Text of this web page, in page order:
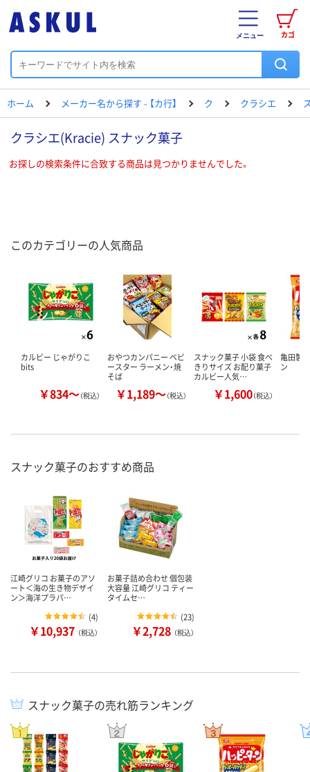
カゴ
メニュー
ホーム メーカー名から探す - 【カ行】 ク クラシエ
クラシエ(Kracie) スナック菓子
お探しの検索条件に合致する商品は見つかりませんでした。
このカテゴリーの人気商品
カルビー じゃがりこ
bits
￥834～（税込）
おやつカンパニー ベビ
ースター ラーメン・焼
そば
￥1,189～（税込）
スナック菓子 小袋 食べ
きりサイズ お配り菓子
カルビー人気…
￥1,600（税込）
亀田製
ン
スナック菓子のおすすめ商品
江崎グリコ お菓子のアソ
ート＜海の生き物デザイ
ン＞海洋プラパ…
(4)
￥10,937 （税込）
お菓子詰め合わせ 個包装
大容量 江崎グリコ ティー
タイムセ…
(23)
￥2,728 （税込）
スナック菓子の売れ筋ランキング